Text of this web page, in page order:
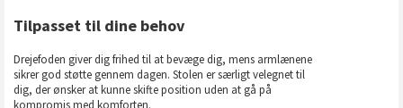
Tilpasset til dine behov
Drejefoden giver dig frihed til at bevæge dig, mens armlænene
sikrer god støtte gennem dagen. Stolen er særligt velegnet til
dig, der ønsker at kunne skifte position uden at gå på
kompromis med komforten.